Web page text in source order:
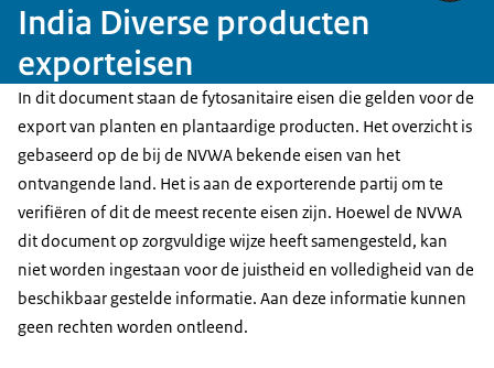
India Diverse producten
exporteisen
In dit document staan de fytosanitaire eisen die gelden voor de
export van planten en plantaardige producten. Het overzicht is
gebaseerd op de bij de NVWA bekende eisen van het
ontvangende land. Het is aan de exporterende partij om te
verifiëren of dit de meest recente eisen zijn. Hoewel de NVWA
dit document op zorgvuldige wijze heeft samengesteld, kan
niet worden ingestaan voor de juistheid en volledigheid van de
beschikbaar gestelde informatie. Aan deze informatie kunnen
geen rechten worden ontleend.